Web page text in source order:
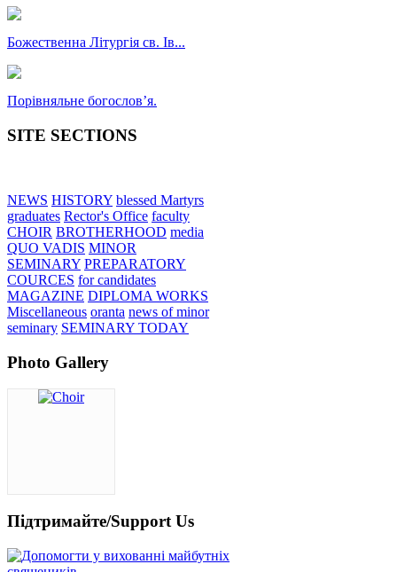
Божественна Літургія св. Ів...
Порівняльне богословʼя.
SITE SECTIONS
NEWS HISTORY blessed Martyrs
graduates Rector's Office faculty
CHOIR BROTHERHOOD media
QUO VADIS MINOR
SEMINARY PREPARATORY
COURCES for candidates
MAGAZINE DIPLOMA WORKS
Miscellaneous oranta news of minor
seminary SEMINARY TODAY
Photo Gallery
Підтримайте/Support Us